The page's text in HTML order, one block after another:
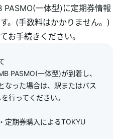
一体型)に定期券情報
。(手数料はかかりません。)
お手続きください。
PASMO(一体型)が到着し、
なった場合は、駅またはバス
行ってください。
定期券購入によるTOKYU